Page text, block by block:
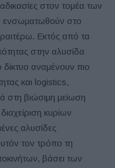
στον τομέα των
ενσωματωθούν στο
Εκτός από τα
στην αλυσίδα
αναμένουν πιο
και logistics,
στη βιώσιμη μείωση
κυρίων
αλυσίδες
τον τρόπο τη
βάσει των